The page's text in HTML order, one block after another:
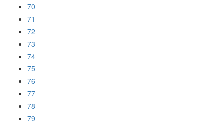
70
71
72
73
74
75
76
77
78
79